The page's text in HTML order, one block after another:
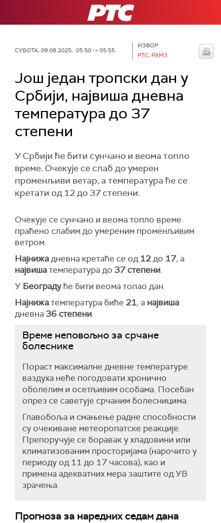
РТС
СУБОТА, 09.08.2025, 05:50 -> 05:55
ИЗВОР:
РТС, РХМЗ
Још један тропски дан у
Србији, највиша дневна
температура до 37
степени
У Србији ће бити сунчано и веома топло
време. Очекује се слаб до умерен
променљиви ветар, а температура ће се
кретати од 12 до 37 степени.
Очекује се сунчано и веома топло време
праћено слабим до умереним променљивим
ветром.
Најнижадневна кретаће се од12до 17, а
највишатемпература до 37 степени.
У Београдуће бити веома топао дан.
Најнижатемпература биће 21, а највиша
дневна 36 степени.
Време неповољно за срчане
болеснике
Пораст максималне дневне температуре
ваздуха неће погодовати хронично
оболелим и осетљивим особама. Посебан
опрез се саветује срчаним болесницима.
Главобоља и смањење радне способности
су очекиване метеоропатске реакције.
Препоручује се боравак у хладовини или
климатизованим просторијама (нарочито у
периоду од 11 до 17 часова), као и
примена адекватних мера заштите од УВ
зрачења.
Прогноза за наредних седам дана